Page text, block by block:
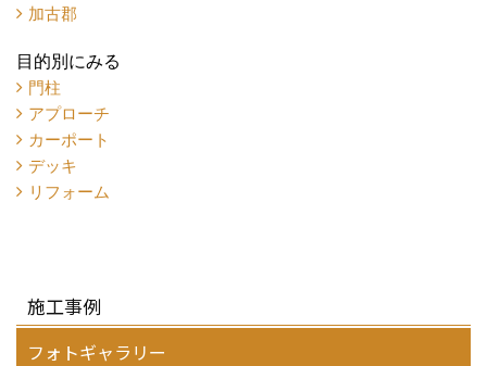
加古郡
目的別にみる
門柱
アプローチ
カーポート
デッキ
リフォーム
施工事例
フォトギャラリー